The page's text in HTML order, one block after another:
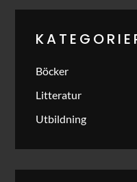
Böcker
Litteratur
Utbildning